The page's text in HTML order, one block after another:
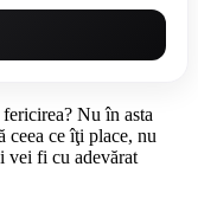
Nu în asta
ceea ce îţi place, nu
vei fi cu adevărat